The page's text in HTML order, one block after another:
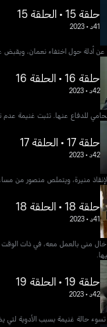
حلقة 15 • الحلقة 15
41د •
2023
حول اختفاء نعمان، ويقبض
حلقة 16 • الحلقة 16
42د •
2023
للدفاع عنها. تثبت غنيمة عدم
حلقة 17 • الحلقة 17
42د •
2023
منيرة، ويتملص منصور من
حلقة 18 • الحلقة 18
41د •
2023
منى بالعمل معه، في ذات
حلقة 19 • الحلقة 19
42د •
2023
حالة غنيمة بسبب الأدوية لتي